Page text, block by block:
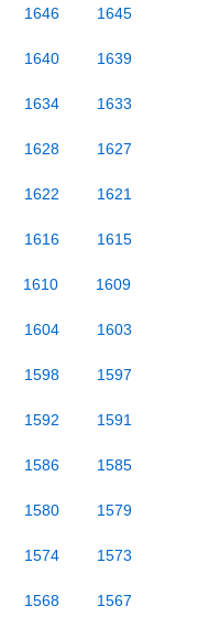
1646 1645
1640 1639
1634 1633
1628 1627
1622 1621
1616 1615
1610 1609
1604 1603
1598 1597
1592 1591
1586 1585
1580 1579
1574 1573
1568 1567